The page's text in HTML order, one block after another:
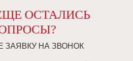
ОСТАЛИСЬ
ЗАЯВКУ НА ЗВОНОК